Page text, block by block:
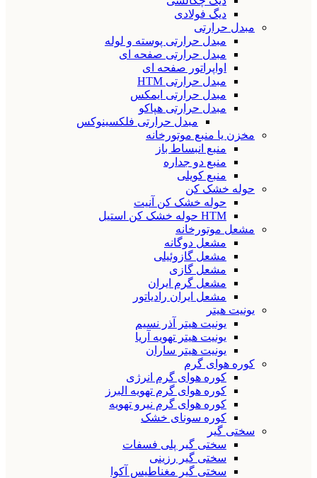
دیگ فولادی
مبدل حرارتی
مبدل حرارتی پوسته و لوله
مبدل حرارتی صفحه ای
اواپراتور صفحه ای
مبدل حرارتی HTM
مبدل حرارتی ایمکس
مبدل حرارتی هپاکو
مبدل حرارتی فلکسینوکس
مخزن یا منبع موتورخانه
منبع انبساط باز
منبع دو جداره
منبع کویلی
حوله خشک کن
حوله خشک کن آنیت
HTM حوله خشک کن استیل
مشعل موتورخانه
مشعل دوگانه
مشعل گازوئیلی
مشعل گازی
مشعل گرم ایران
مشعل ایران رادیاتور
یونیت هیتر
یونیت هیتر آذر نسیم
یونیت هیتر تهویه آریا
یونیت هیتر ساران
کوره هوای گرم
کوره هوای گرم انرژی
کوره هوای گرم تهویه البرز
کوره هوای گرم نیرو تهویه
کوره سونای خشک
سختی گیر
سختی گیر پلی فسفات
سختی گیر رزینی
سختی گیر مغناطیس آکوا